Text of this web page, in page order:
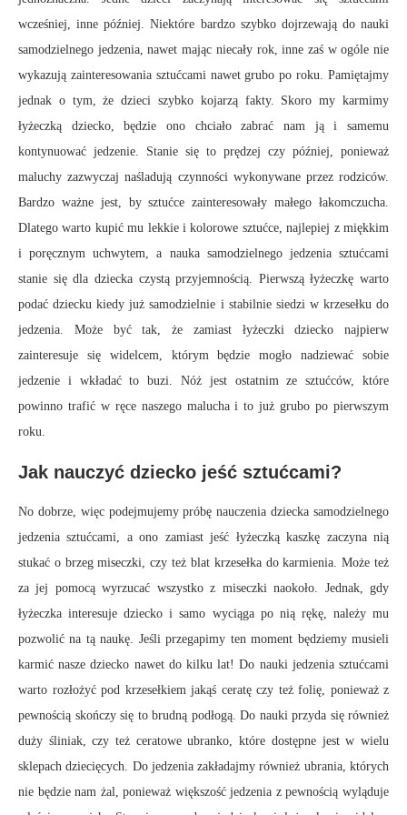
wcześniej, inne później. Niektóre bardzo szybko dojrzewają do nauki
samodzielnego jedzenia, nawet mając niecały rok, inne zaś w ogóle nie
wykazują zainteresowania sztućcami nawet grubo po roku. Pamiętajmy
jednak o tym, że dzieci szybko kojarzą fakty. Skoro my karmimy
łyżeczką dziecko, będzie ono chciało zabrać nam ją i samemu
kontynuować jedzenie. Stanie się to prędzej czy później, ponieważ
maluchy zazwyczaj naśladują czynności wykonywane przez rodziców.
Bardzo ważne jest, by sztućce zainteresowały małego łakomczucha.
Dlatego warto kupić mu lekkie i kolorowe sztućce, najlepiej z miękkim
i poręcznym uchwytem, a nauka samodzielnego jedzenia sztućcami
stanie się dla dziecka czystą przyjemnością. Pierwszą łyżeczkę warto
podać dziecku kiedy już samodzielnie i stabilnie siedzi w krzesełku do
jedzenia. Może być tak, że zamiast łyżeczki dziecko najpierw
zainteresuje się widelcem, którym będzie mogło nadziewać sobie
jedzenie i wkładać to buzi. Nóż jest ostatnim ze sztućców, które
powinno trafić w ręce naszego malucha i to już grubo po pierwszym
roku.
Jak nauczyć dziecko jeść sztućcami?
No dobrze, więc podejmujemy próbę nauczenia dziecka samodzielnego
jedzenia sztućcami, a ono zamiast jeść łyżeczką kaszkę zaczyna nią
stukać o brzeg miseczki, czy też blat krzesełka do karmienia. Może też
za jej pomocą wyrzucać wszystko z miseczki naokoło. Jednak, gdy
łyżeczka interesuje dziecko i samo wyciąga po nią rękę, należy mu
pozwolić na tą naukę. Jeśli przegapimy ten moment będziemy musieli
karmić nasze dziecko nawet do kilku lat! Do nauki jedzenia sztućcami
warto rozłożyć pod krzesełkiem jakąś ceratę czy też folię, ponieważ z
pewnością skończy się to brudną podłogą. Do nauki przyda się również
duży śliniak, czy też ceratowe ubranko, które dostępne jest w wielu
sklepach dziecięcych. Do jedzenia zakładajmy również ubrania, których
nie będzie nam żal, ponieważ większość jedzenia z pewnością wyląduje